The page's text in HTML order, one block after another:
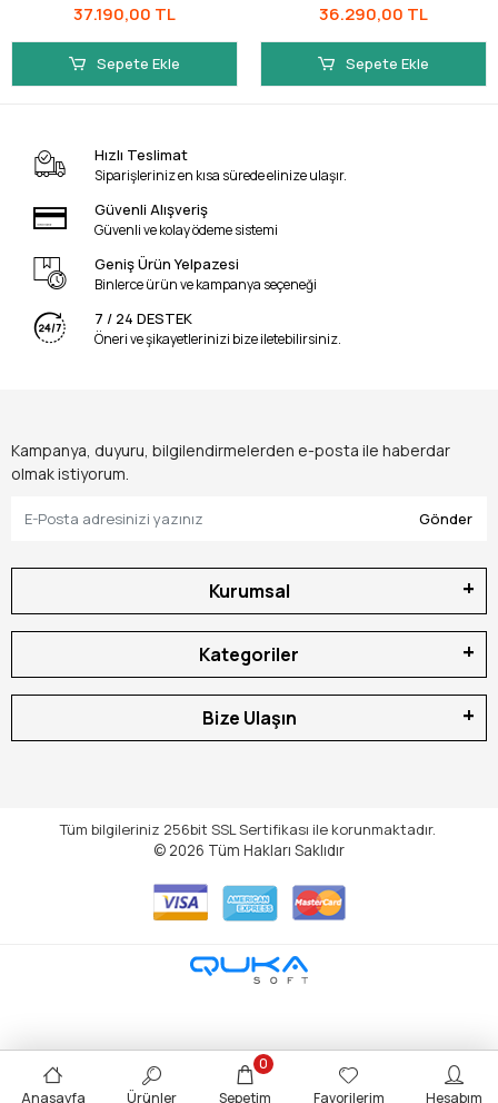
37.190,00 TL
Sepete Ekle
36.290,00 TL
Sepete Ekle
Hızlı Teslimat
Siparişleriniz en kısa sürede elinize ulaşır.
Güvenli Alışveriş
Güvenli ve kolay ödeme sistemi
Geniş Ürün Yelpazesi
Binlerce ürün ve kampanya seçeneği
7 / 24 DESTEK
Öneri ve şikayetlerinizi bize iletebilirsiniz.
Kampanya, duyuru, bilgilendirmelerden e-posta ile haberdar
olmak istiyorum.
Gönder
Kurumsal
Kategoriler
Bize Ulaşın
Tüm bilgileriniz 256bit SSL Sertifikası ile korunmaktadır.
© 2026 Tüm Hakları Saklıdır
Anasayfa Ürünler Sepetim
0
Favorilerim
Hesabım